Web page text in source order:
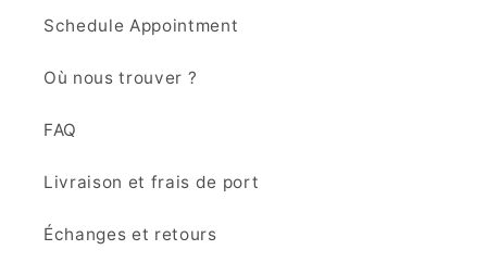
Schedule Appointment
Où nous trouver ?
FAQ
Livraison et frais de port
Échanges et retours